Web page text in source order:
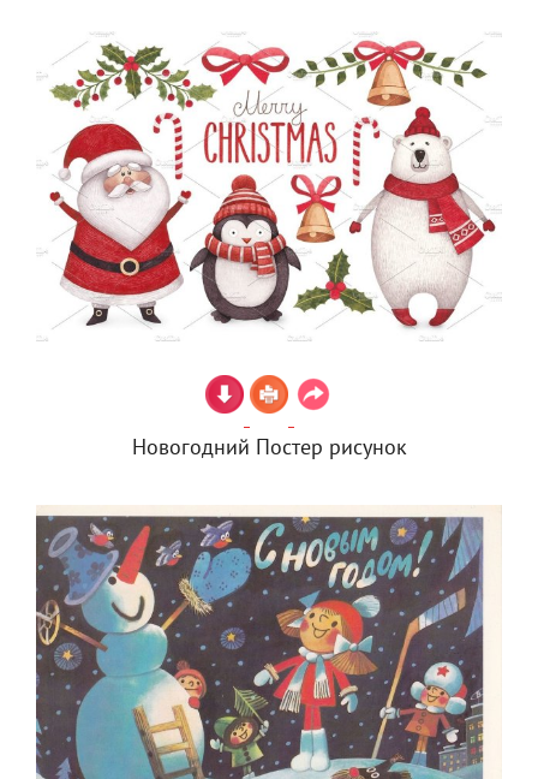
Новогодний Постер рисунок